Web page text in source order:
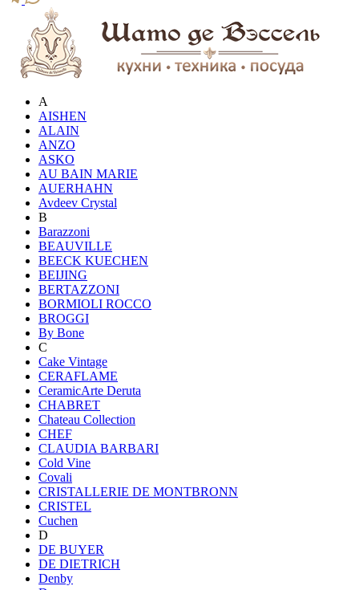
A
AISHEN
ALAIN
ANZO
ASKO
AU BAIN MARIE
AUERHAHN
Avdeev Crystal
B
Barazzoni
BEAUVILLE
BEECK KUECHEN
BEIJING
BERTAZZONI
BORMIOLI ROCCO
BROGGI
By Bone
C
Cake Vintage
CERAFLAME
CeramicArte Deruta
CHABRET
Chateau Collection
CHEF
CLAUDIA BARBARI
Cold Vine
Covali
CRISTALLERIE DE MONTBRONN
CRISTEL
Cuchen
D
DE BUYER
DE DIETRICH
Denby